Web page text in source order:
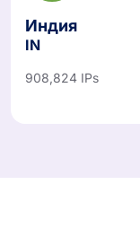
Индия
IN
908,824 IPs